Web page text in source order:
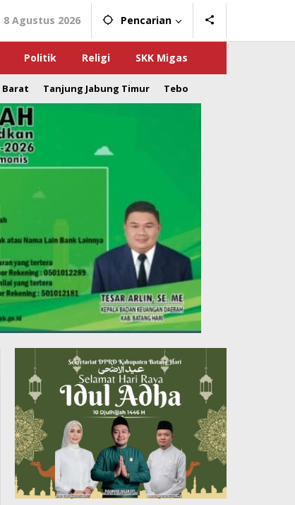
8 Agustus 2026 Pencarian
Politik Religi SKK Migas
Barat Tanjung Jabung Timur Tebo